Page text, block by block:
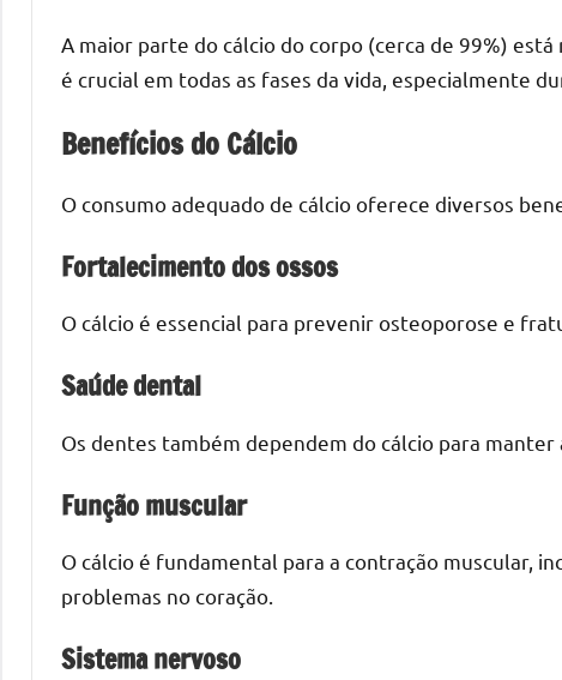
A maior parte do cálcio do corpo (cerca de 99%)
é crucial em todas as fases da vida, especialmente
Benefícios do Cálcio
O consumo adequado de cálcio oferece diversos
Fortalecimento dos ossos
O cálcio é essencial para prevenir osteoporose e
Saúde dental
Os dentes também dependem do cálcio para
Função muscular
O cálcio é fundamental para a contração muscular,
problemas no coração.
Sistema nervoso